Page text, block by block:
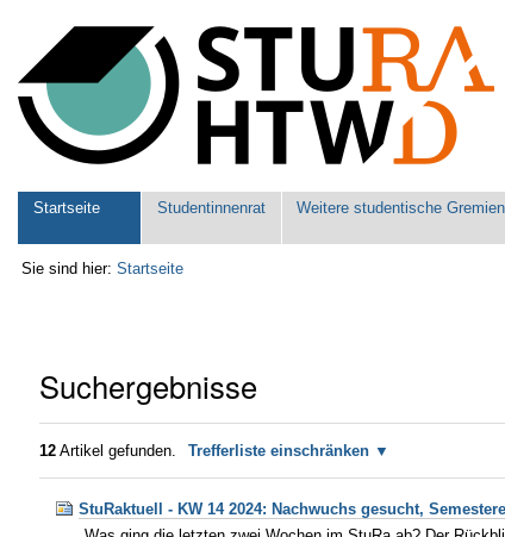
Werkzeuge
Sektionen
Startseite Studentinnenrat Weitere studentische Gremien
Sie sind hier: Startseite
Suchergebnisse
12 Artikel gefunden. Trefferliste einschränken
StuRaktuell - KW 14 2024: Nachwuchs gesucht,